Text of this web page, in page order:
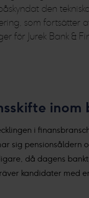
den
som fortsätter
för Jurek Bank &
inom
i
sig pensionsåldern
då dagens
kandidater med